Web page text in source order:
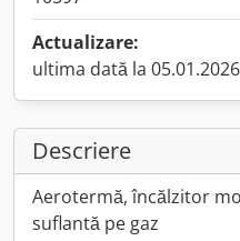
Actualizare:
ultima dată la 05.01.2026
Descriere
Aerotermă, încălzitor
suflantă pe gaz